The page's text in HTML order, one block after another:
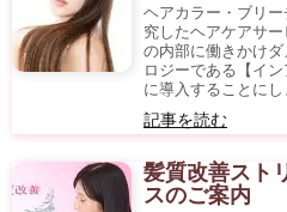
ヘアカラー・ブリ
究したヘアケアサ
の内部に働きかけ
ロジーである【イ
に導入することに
記事を読む
髪質改善スト
スのご案内